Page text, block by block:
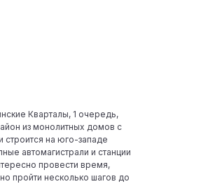
Кварталы, 1 очередь,
из монолитных домов с
на юго-западе
автомагистрали и станции
провести время,
пройти несколько шагов до